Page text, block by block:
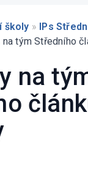
školy » IPs
na tým Středního
na